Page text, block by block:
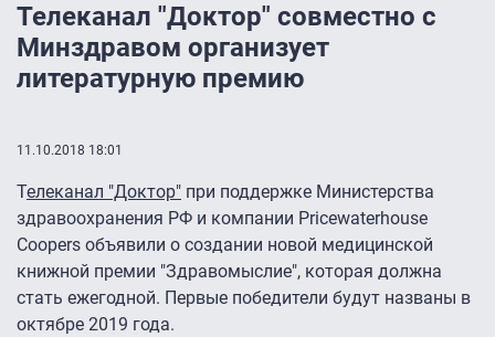
Телеканал "Доктор" совместно с
Минздравом организует
литературную премию
11.10.2018 18:01
Телеканал "Доктор" при поддержке Министерства
здравоохранения РФ и компании Pricewaterhouse
Coopers объявили о создании новой медицинской
книжной премии "Здравомыслие", которая должна
стать ежегодной. Первые победители будут названы в
октябре 2019 года.